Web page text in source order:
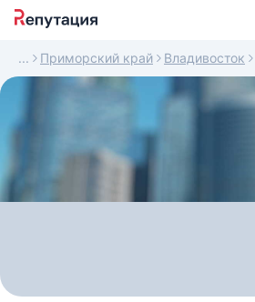
Приморский край Владивосток